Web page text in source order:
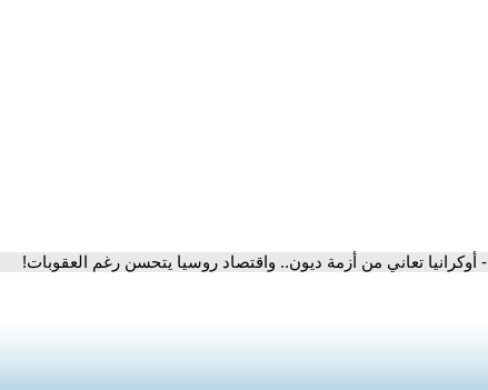
- أوكرانيا تعاني من أزمة ديون.. واقتصاد روسيا يتحسن رغم العقوبات!